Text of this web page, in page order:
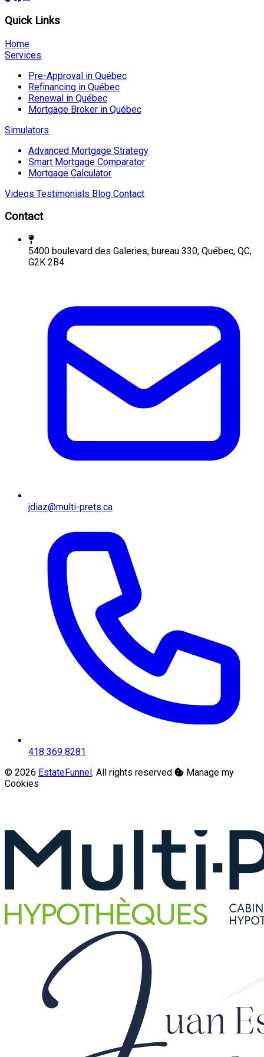
Quick Links
Home
Services
Pre-Approval in Québec
Refinancing in Québec
Renewal in Québec
Mortgage Broker in Québec
Simulators
Advanced Mortgage Strategy
Smart Mortgage Comparator
Mortgage Calculator
Videos Testimonials Blog Contact
Contact
5400 boulevard des Galeries, bureau 330, Québec, QC,
G2K 2B4
jdiaz@multi-prets.ca
418 369 8281
© 2026 EstateFunnel. All rights reserved
Manage my
Cookies